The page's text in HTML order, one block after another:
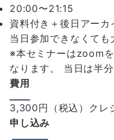
20:00〜21:15
資料付き＋後日アーカ
当日参加できなくても
※本セミナーはzoom
なります。 当日は半
費用
3,300円（税込）クレ
申し込み